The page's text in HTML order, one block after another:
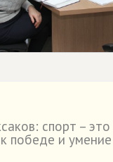
спорт –
победе и